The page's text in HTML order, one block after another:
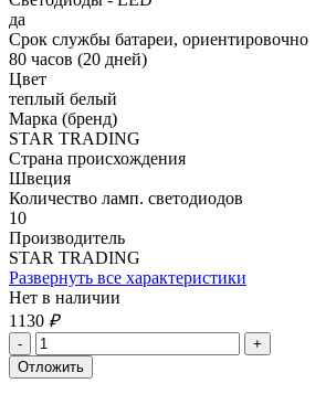
да
Срок службы батареи, ориентировочно
80 часов (20 дней)
Цвет
теплый белый
Марка (бренд)
STAR TRADING
Страна происхождения
Швеция
Количество ламп. светодиодов
10
Производитель
STAR TRADING
Развернуть все характеристики
Нет в наличии
1130 ₽